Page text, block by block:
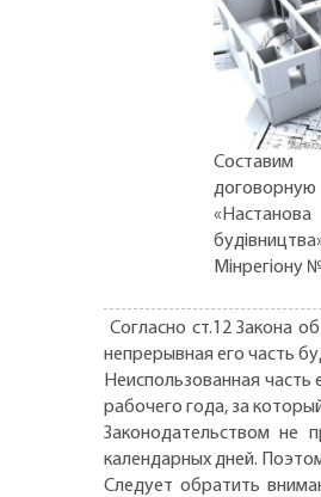
Составим
договорную
Мінрегіону
Согласно ст.12 Закона
непрерывная его часть
Неиспользованная
рабочего года, за
Законодательством не
календарных дней.
Следует обратить